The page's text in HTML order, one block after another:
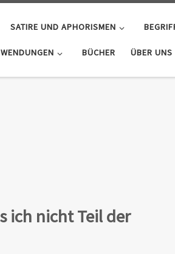
SATIRE UND APHORISMEN
BÜCHER ÜBER UNS
ich nicht Teil der